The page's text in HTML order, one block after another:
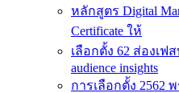
หลักสูตร Digital
Certificate ให้
เลือกตั้ง 62 ส่องเฟ
audience insights
การเลือกตั้ง 2562